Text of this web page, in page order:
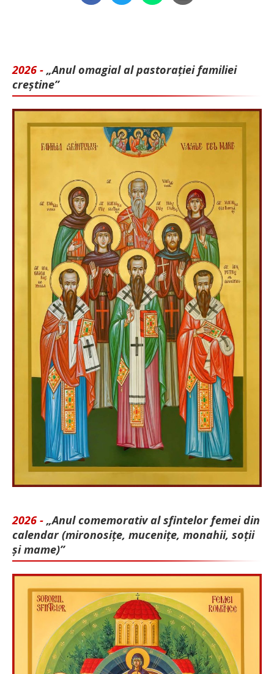
2026 - „Anul omagial al pastorației familiei
creștine”
2026 - „Anul comemorativ al sfintelor femei din
calendar (mironosițe, mu­cenițe, monahii, soții
și mame)”